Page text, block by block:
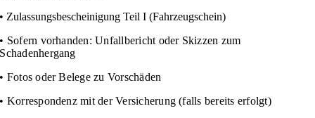
• Zulassungsbescheinigung Teil I (Fahrzeugschein)
• Sofern vorhanden: Unfallbericht oder Skizzen zum
Schadenhergang
• Fotos oder Belege zu Vorschäden
• Korrespondenz mit der Versicherung (falls bereits erfolgt)